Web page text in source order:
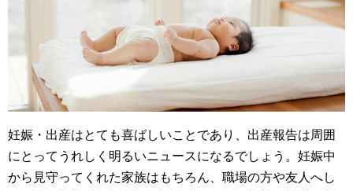
妊娠・出産はとても喜ばしいことであり、出産報告は周囲
にとってうれしく明るいニュースになるでしょう。妊娠中
から見守ってくれた家族はもちろん、職場の方や友人へし